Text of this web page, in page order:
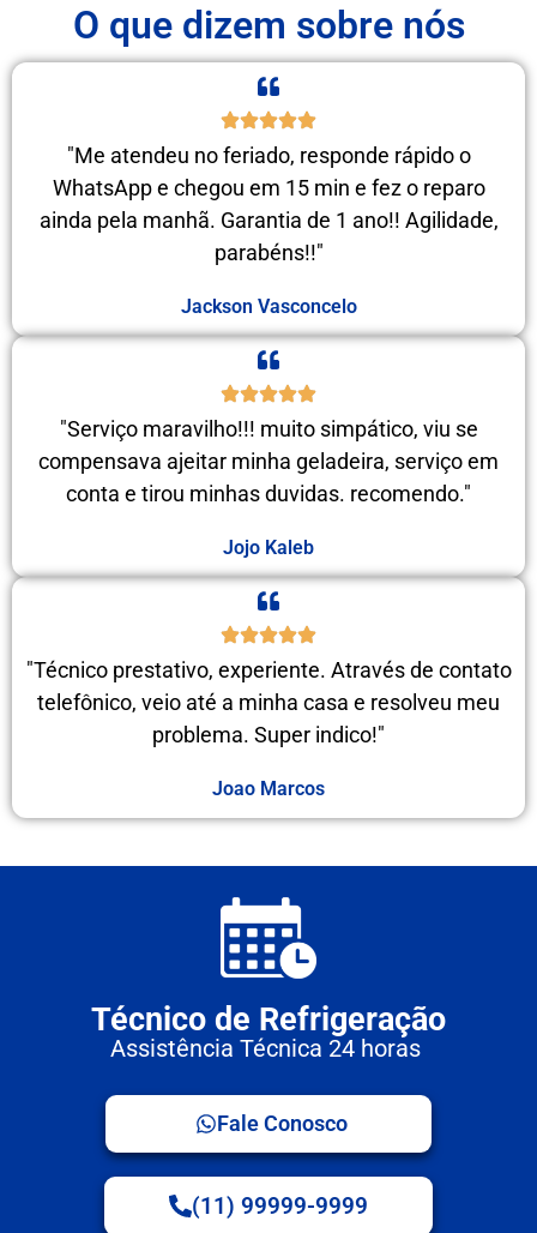
O que dizem sobre nós
"Me atendeu no feriado, responde rápido o
WhatsApp e chegou em 15 min e fez o reparo
ainda pela manhã. Garantia de 1 ano!! Agilidade,
parabéns!!"
Jackson Vasconcelo
"Serviço maravilho!!! muito simpático, viu se
compensava ajeitar minha geladeira, serviço em
conta e tirou minhas duvidas. recomendo."
Jojo Kaleb
"Técnico prestativo, experiente. Através de contato
telefônico, veio até a minha casa e resolveu meu
problema. Super indico!"
Joao Marcos
Técnico de Refrigeração
Assistência Técnica 24 horas
Fale Conosco
(11) 99999-9999